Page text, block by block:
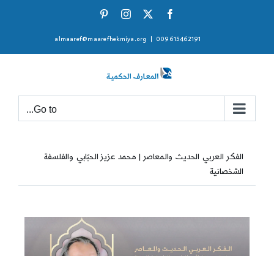
Facebook
X
Instagram
009615462191
almaaref@maarefhekmiya.org
Go to...
الفكر العربي الحديث والمعاصر | محمد عزيز الحبّابي والفلسفة
الشخصانية